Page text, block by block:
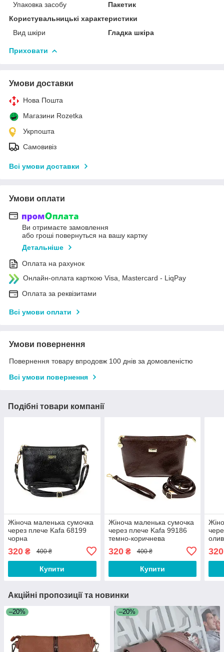
Упаковка засобу
Пакетик
Користувальницькі характеристики
Вид шкіри
Гладка шкіра
Приховати
Умови доставки
Нова Пошта
Магазини Rozetka
Укрпошта
Самовивіз
Всі умови доставки
Умови оплати
Ви отримаєте замовлення
або гроші повернуться на вашу картку
Детальніше
Оплата на рахунок
Онлайн-оплата карткою Visa, Mastercard - LiqPay
Оплата за реквізитами
Всі умови оплати
Умови повернення
Повернення товару впродовж 100 днів за домовленістю
Всі умови повернення
Подібні товари компанії
Жіноча маленька сумочка
через плече Kafa 68199
чорна
320 ₴ 400 ₴
Купити
Жіноча маленька сумочка
через плече Kafa 99186
темно-коричнева
320₴ 400 ₴
Купити
320
Акційні пропозиції та новинки
–20% –20%